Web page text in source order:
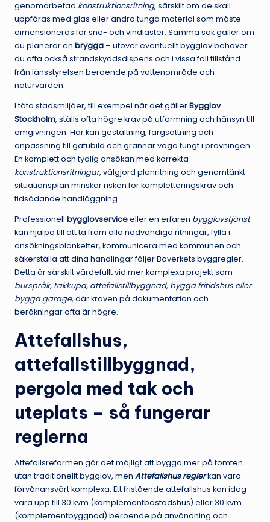
genomarbetad konstruktionsritning, särskilt om de skall
uppföras med glas eller andra tunga material som måste
dimensioneras för snö- och vindlaster. Samma sak gäller om
du planerar en brygga – utöver eventuellt bygglov behöver
du ofta också strandskyddsdispens och i vissa fall tillstånd
från länsstyrelsen beroende på vattenområde och
naturvärden.
I täta stadsmiljöer, till exempel när det gällerBygglov
Stockholm, ställs ofta högre krav på utformning och hänsyn till
omgivningen. Här kan gestaltning, färgsättning och
anpassning till gatubild och grannar väga tungt i prövningen.
En komplett och tydlig ansökan med korrekta
konstruktionsritningar, välgjord planritning och genomtänkt
situationsplan minskar risken för kompletteringskrav och
tidsödande handläggning.
Professionell bygglovserviceeller en erfaren bygglovstjänst
kan hjälpa till att ta fram alla nödvändiga ritningar, fylla i
ansökningsblanketter, kommunicera med kommunen och
säkerställa att dina handlingar följer Boverkets byggregler.
Detta är särskilt värdefullt vid mer komplexa projekt som
burspråk, takkupa, attefallstillbyggnad, bygga fritidshus eller
bygga garage, där kraven på dokumentation och
beräkningar ofta är högre.
Attefallshus,
attefallstillbyggnad,
pergola med tak och
uteplats – så fungerar
reglerna
Attefallsreformen gör det möjligt att bygga mer på tomten
utan traditionellt bygglov, men Attefallshus reglerkan vara
förvånansvärt komplexa. Ett fristående attefallshus kan idag
vara upp till 30 kvm (komplementbostadshus) eller 30 kvm
(komplementbyggnad) beroende på användning och